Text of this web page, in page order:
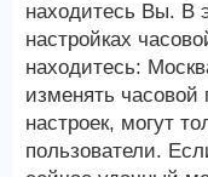
находитесь Вы. В
настройках
находитесь:
изменять часовой
настроек, могут
пользователи.